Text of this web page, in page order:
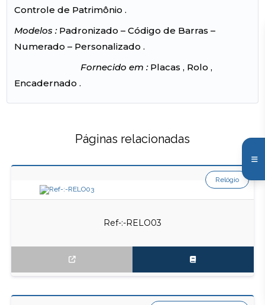
Controle de Patrimônio .
Modelos :Padronizado – Código de Barras –
Numerado – Personalizado .
Fornecido em :Placas , Rolo ,
Encadernado .
Páginas relacionadas
Ref-:-RELO03
Relógio